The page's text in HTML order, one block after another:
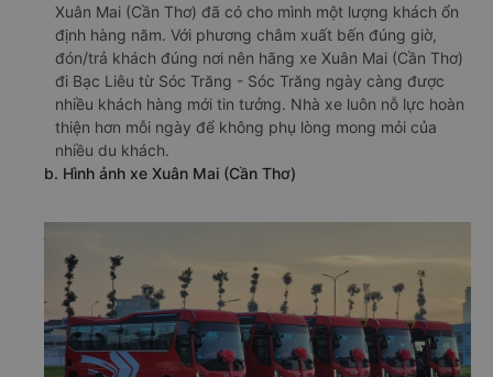
Xuân Mai (Cần Thơ) đã có cho mình một lượng khách ổn
định hàng năm. Với phương châm xuất bến đúng giờ,
đón/trả khách đúng nơi nên hãng xe Xuân Mai (Cần Thơ)
đi Bạc Liêu từ Sóc Trăng - Sóc Trăng ngày càng được
nhiều khách hàng mới tin tưởng. Nhà xe luôn nỗ lực hoàn
thiện hơn mỗi ngày để không phụ lòng mong mỏi của
nhiều du khách.
b. Hình ảnh xe Xuân Mai (Cần Thơ)